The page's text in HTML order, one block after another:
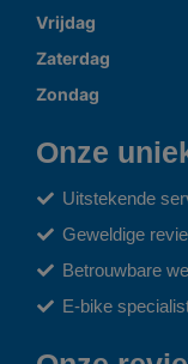
Vrijdag
Zaterdag
Zondag
Onze
Uitstekende
Geweldige
Betrouwbare
E-bike